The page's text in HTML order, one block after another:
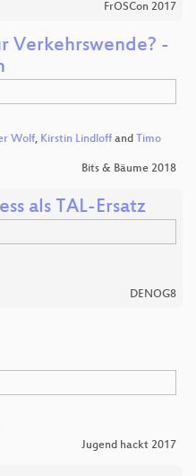
FrOSCon 2017
Verkehrswende? -
Wolf, Kirstin Lindloff and Timo
Bits & Bäume 2018
als TAL-Ersatz
DENOG8
Jugend hackt 2017